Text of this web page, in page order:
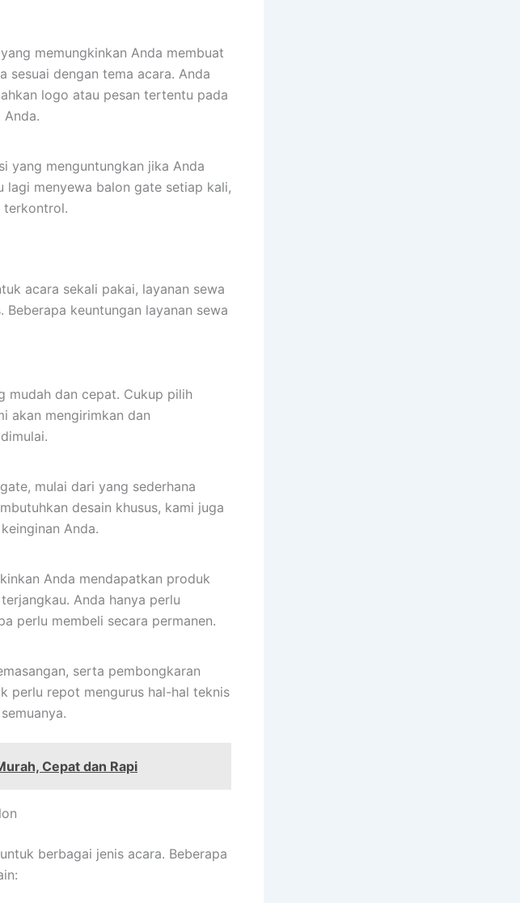
memungkinkan Anda membuat
sesuai dengan tema acara. Anda
logo atau pesan tertentu pada
yang menguntungkan jika Anda
lagi menyewa balon gate setiap kali,
terkontrol.
acara sekali pakai, layanan sewa
keuntungan layanan sewa
mudah dan cepat. Cukup pilih
akan mengirimkan dan
mulai dari yang sederhana
desain khusus, kami juga
Anda.
Anda mendapatkan produk
Anda hanya perlu
perlu membeli secara permanen.
serta pembongkaran
perlu repot mengurus hal-hal teknis
Cepat dan Rapi
berbagai jenis acara. Beberapa